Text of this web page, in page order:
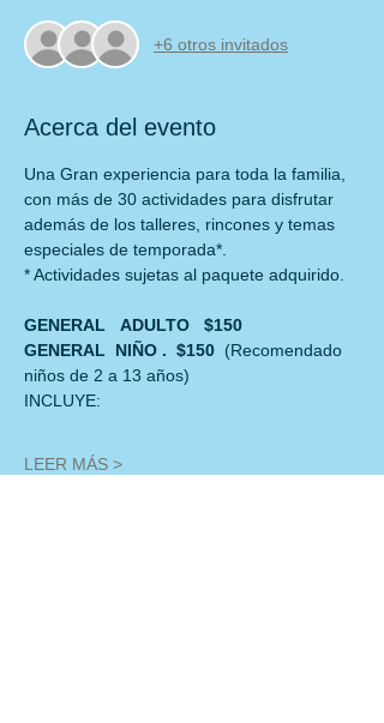
+6 otros invitados
Acerca del evento
Una Gran experiencia para toda la familia,
con más de 30 actividades para disfrutar
además de los talleres, rincones y temas
especiales de temporada*.
* Actividades sujetas al paquete adquirido.
GENERAL   ADULTO   $150
GENERAL  NIÑO .  $150 (Recomendado
niños de 2 a 13 años)
INCLUYE:
LEER MÁS >